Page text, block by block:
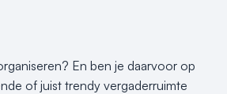
En ben je daarvoor op
of juist trendy vergaderruimte